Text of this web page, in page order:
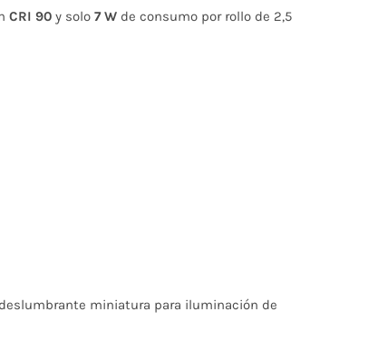
CRI 90 y solo7 W de consumo por rollo de 2,5
miniatura para iluminación de